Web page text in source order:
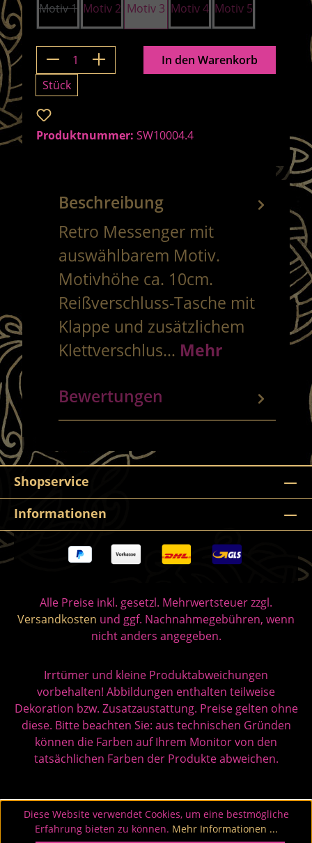
Motiv 1(Diese Option ist zurzeit nicht verfügbar.)
Motiv 2 Motiv 3 Motiv 4 Motiv 5
Produkt Anzahl: Gib den
Stück
In den Warenkorb
Produktnummer: SW10004.4
Beschreibung
Retro Messenger mit
auswählbarem Motiv.
Motivhöhe ca. 10cm.
Reißverschluss-Tasche mit
Klappe und zusätzlichem
Klettverschlus… Mehr
Bewertungen
Shopservice
Informationen
Alle Preise inkl. gesetzl. Mehrwertsteuer zzgl.
Versandkosten und ggf. Nachnahmegebühren, wenn
nicht anders angegeben.
Irrtümer und kleine Produktabweichungen
vorbehalten! Abbildungen enthalten teilweise
Dekoration bzw. Zusatzaustattung. Preise gelten ohne
diese. Bitte beachten Sie: aus technischen Gründen
können die Farben auf Ihrem Monitor von den
tatsächlichen Farben der Produkte abweichen.
Diese Website verwendet Cookies, um eine bestmögliche
Erfahrung bieten zu können. Mehr Informationen ...